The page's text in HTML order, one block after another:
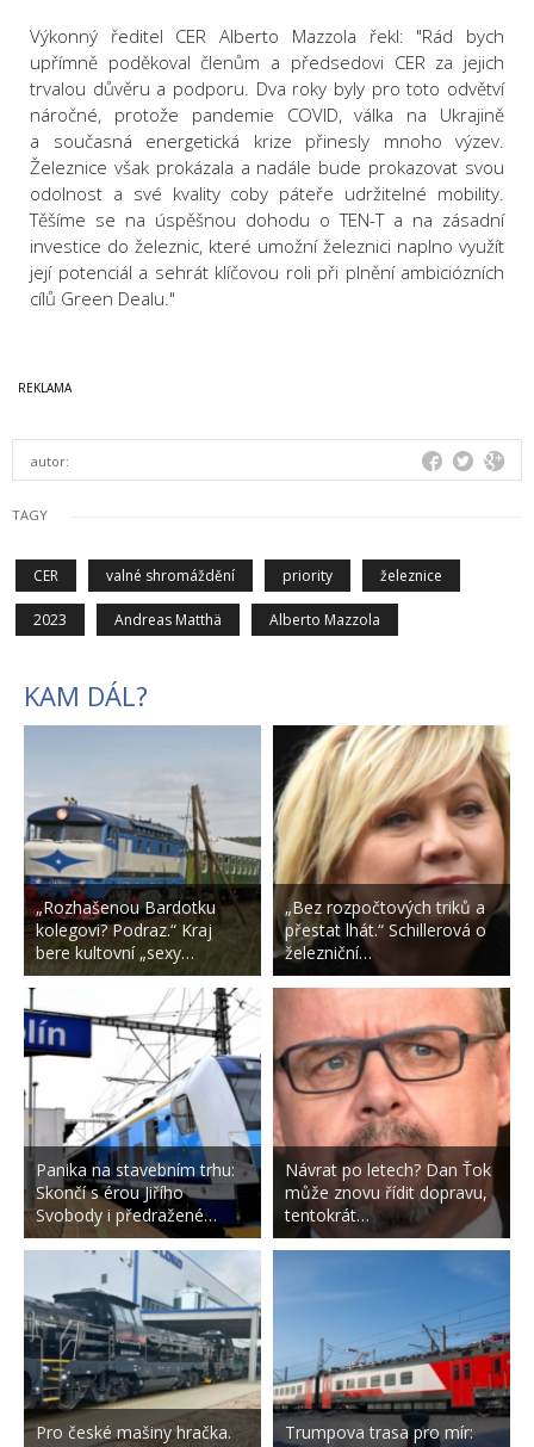
Výkonný ředitel CER Alberto Mazzola řekl: "Rád bych
upřímně poděkoval členům a předsedovi CER za jejich
trvalou důvěru a podporu. Dva roky byly pro toto odvětví
náročné, protože pandemie COVID, válka na Ukrajině
a současná energetická krize přinesly mnoho výzev.
Železnice však prokázala a nadále bude prokazovat svou
odolnost a své kvality coby páteře udržitelné mobility.
Těšíme se na úspěšnou dohodu o TEN-T a na zásadní
investice do železnic, které umožní železnici naplno využít
její potenciál a sehrát klíčovou roli při plnění ambiciózních
cílů Green Dealu."
autor:
TAGY
CER valné shromáždění priority železnice
2023 Andreas Matthä Alberto Mazzola
KAM DÁL?
„Rozhašenou Bardotku
kolegovi? Podraz.“ Kraj
bere kultovní „sexy…
Panika na stavebním trhu:
Skončí s érou Jiřího
Svobody i předražené…
Pro české mašiny hračka.
„Bez rozpočtových triků a
přestat lhát.“ Schillerová o
železniční…
Návrat po letech? Dan Ťok
může znovu řídit dopravu,
tentokrát…
Trumpova trasa pro mír: